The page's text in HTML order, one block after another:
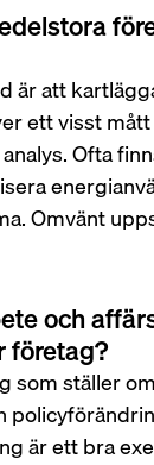
är att
ett visst
Ofta
Omvänt
och
företag?
som ställer
är ett bra